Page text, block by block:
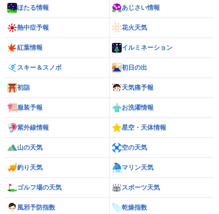
ほたる情報 あじさい情報
熱中症予報 花火天気
紅葉情報 イルミネーション
スキー＆スノボ 初日の出
初詣 天気痛予報
服装予報 お洗濯情報
紫外線情報 星空・天体情報
山の天気 空の天気
釣り天気 マリン天気
ゴルフ場の天気 スポーツ天気
風邪予防指数 乾燥指数